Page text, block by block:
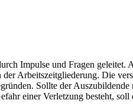
Impulse und Fragen
Arbeitszeitgliederung. Die
Sollte der
einer Verletzung besteht,